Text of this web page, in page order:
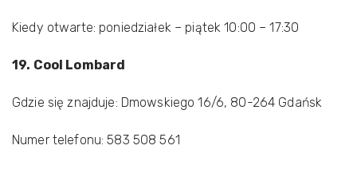
Kiedy otwarte: poniedziałek – piątek 10:00 – 17:30
19. Cool Lombard
Gdzie się znajduje: Dmowskiego 16/6, 80-264 Gdańsk
Numer telefonu: 583 508 561